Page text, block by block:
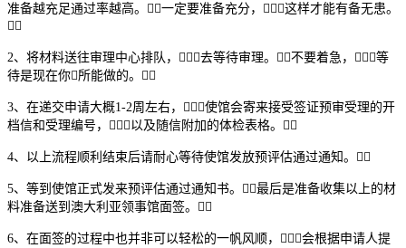
准备越充足通过率越高。一定要准备充分，这样才能有备无患。

2、将材料送往审理中心排队，去等待审理。不要着急，等
待是现在你所能做的。
3、在递交申请大概1-2周左右，使馆会寄来接受签证预审受理的开
档信和受理编号，以及随信附加的体检表格。
4、以上流程顺利结束后请耐心等待使馆发放预评估通过通知。
5、等到使馆正式发来预评估通过通知书。最后是准备收集以上的材
料准备送到澳大利亚领事馆面签。
6、在面签的过程中也并非可以轻松的一帆风顺，会根据申请人提